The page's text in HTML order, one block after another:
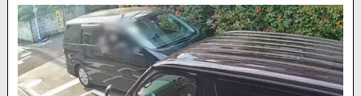
け
る。
ニ
ュ
ー
ス】
運